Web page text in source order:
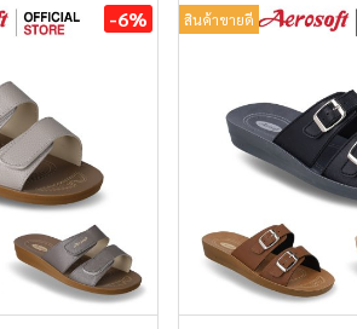
-6% สินค้าขายดี